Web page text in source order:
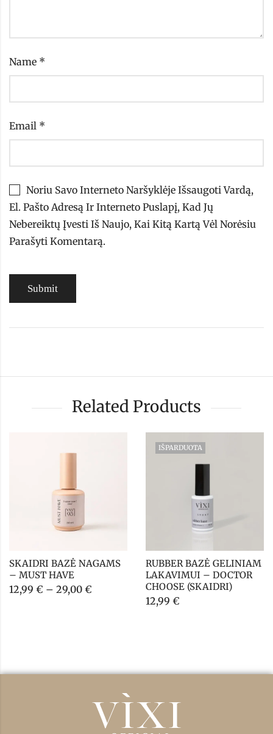
Name *
Email *
Noriu Savo Interneto Naršyklėje Išsaugoti Vardą,
El. Pašto Adresą Ir Interneto Puslapį, Kad Jų
Nebereiktų Įvesti Iš Naujo, Kai Kitą Kartą Vėl Norėsiu
Parašyti Komentarą.
Related Products
SKAIDRI BAZĖ NAGAMS
– MUST HAVE
12,99 € – 29,00 €
IŠPARDUOTA
RUBBER BAZĖ GELINIAM
LAKAVIMUI – DOCTOR
CHOOSE (SKAIDRI)
12,99 €